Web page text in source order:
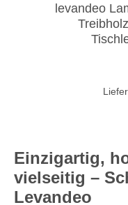
levandeo
Einzigartig,
vielseitig –
Levandeo